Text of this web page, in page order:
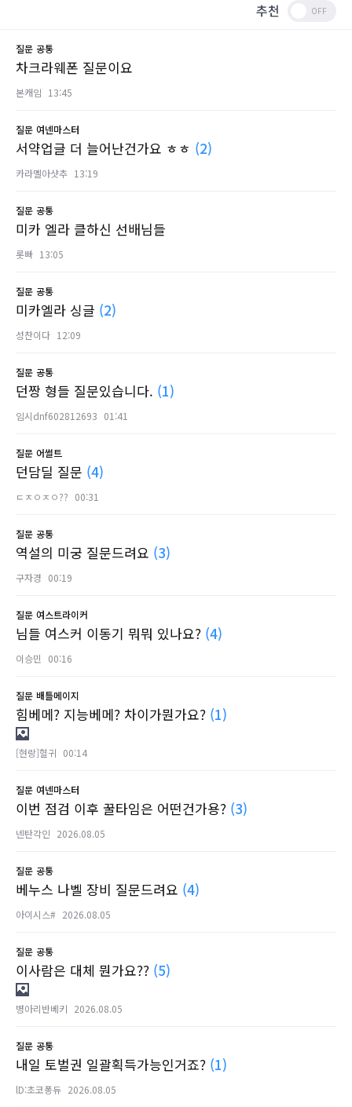
추천
질문 공통
차크라웨폰 질문이요
본캐임 13:45
질문 여넨마스터
서약업글 더 늘어난건가요 ㅎㅎ (2)
카라멜아샷추 13:19
질문 공통
미카 엘라 클하신 선배님들
롯빠 13:05
질문 공통
미카엘라 싱글 (2)
성찬이다 12:09
질문 공통
던짱 형들 질문있습니다. (1)
임시dnf602812693 01:41
질문 어썰트
던담딜 질문 (4)
ㄷㅈㅇㅈㅇ?? 00:31
질문 공통
역설의 미궁 질문드려요 (3)
구자경 00:19
질문 여스트라이커
님들 여스커 이동기 뭐뭐 있나요? (4)
이승민 00:16
질문 배틀메이지
힘베메? 지능베메? 차이가뭔가요? (1)
[현랑]혈귀 00:14
질문 여넨마스터
이번 점검 이후 꿀타임은 어떤건가용? (3)
넨탄각인 2026.08.05
질문 공통
베누스 나벨 장비 질문드려요 (4)
아이시스# 2026.08.05
질문 공통
이사람은 대체 뭔가요?? (5)
병아리반베키 2026.08.05
질문 공통
내일 토벌권 일괄획득가능인거죠? (1)
lD:초코퐁듀 2026.08.05